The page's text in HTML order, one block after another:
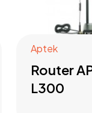
Aptek
Router
L300